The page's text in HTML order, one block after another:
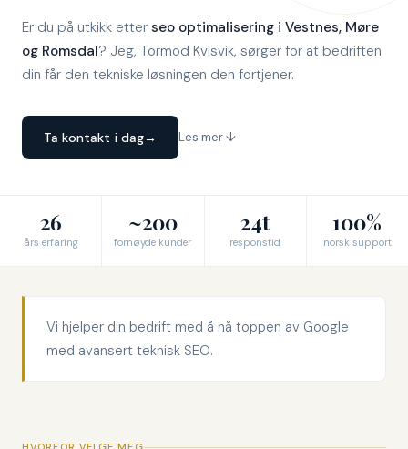
Er du på utkikk etter seo optimalisering i Vestnes, Møre
og Romsdal? Jeg, Tormod Kvisvik, sørger for at bedriften
din får den tekniske løsningen den fortjener.
Ta kontakt i dag→ Les mer ↓
26
års erfaring
~200
fornøyde kunder
24t
responstid
100%
norsk support
Vi hjelper din bedrift med å nå toppen av Google
med avansert teknisk SEO.